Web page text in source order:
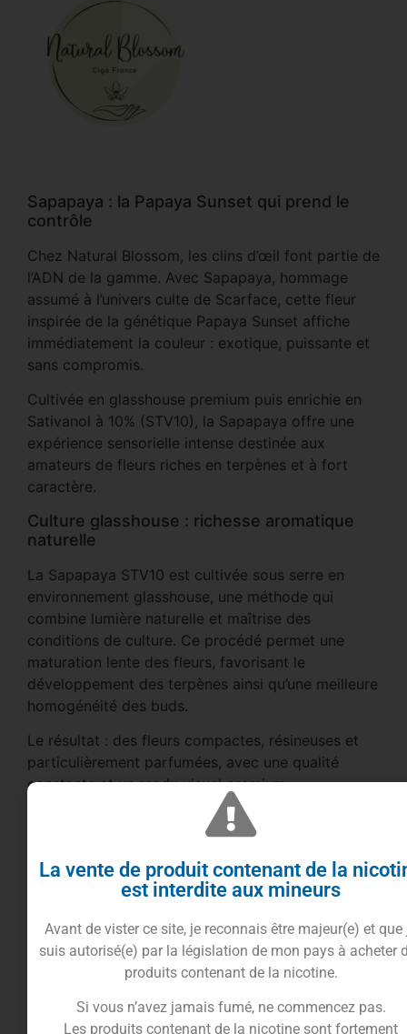
Sapapaya : la Papaya Sunset qui prend le
contrôle
Chez Natural Blossom, les clins d’œil font partie de
l’ADN de la gamme. Avec Sapapaya, hommage
assumé à l’univers culte de Scarface, cette fleur
inspirée de la génétique Papaya Sunset affiche
immédiatement la couleur : exotique, puissante et
sans compromis.
Cultivée en glasshouse premium puis enrichie en
Sativanol à 10% (STV10), la Sapapaya offre une
expérience sensorielle intense destinée aux
amateurs de fleurs riches en terpènes et à fort
caractère.
Culture glasshouse : richesse aromatique
naturelle
La Sapapaya STV10 est cultivée sous serre en
environnement glasshouse, une méthode qui
combine lumière naturelle et maîtrise des
conditions de culture. Ce procédé permet une
maturation lente des fleurs, favorisant le
développement des terpènes ainsi qu’une meilleure
homogénéité des buds.
Le résultat : des fleurs compactes, résineuses et
particulièrement parfumées, avec une qualité
constante et un rendu visuel premium.
Enrichissement Sativanol STV10 : puissance
La Sapapaya bénéficie d’un enrichissement en
Sativanol à 10%, une molécule de nouvelle
globale.
Cet enrichissement permet notamment :
une montée plus rapide et marquée
une intensité sensorielle renforcée
La vente de produit contenant de la
est interdite aux mineurs
Avant de vister ce site, je reconnais être majeur(e) et que
suis autorisé(e) par la législation de mon pays à acheter
produits contenant de la nicotine.
Si vous n’avez jamais fumé, ne commencez pas.
Les produits contenant de la nicotine sont fortement